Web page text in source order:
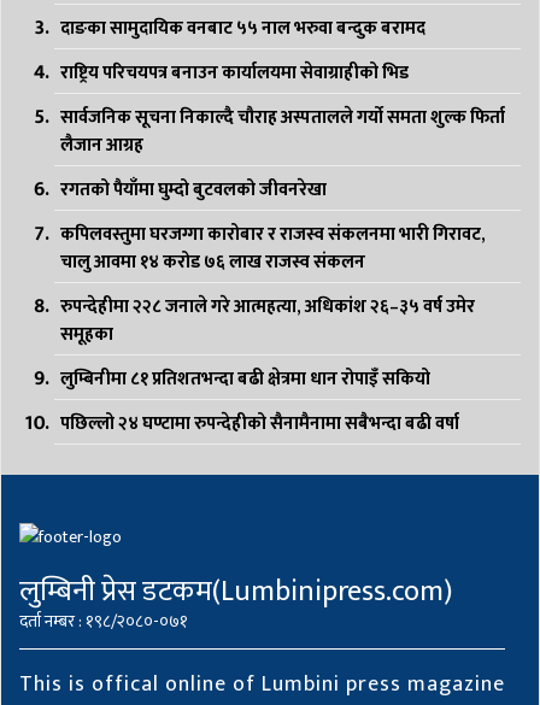
दाङका सामुदायिक वनबाट ५५ नाल भरुवा बन्दुक बरामद
राष्ट्रिय परिचयपत्र बनाउन कार्यालयमा सेवाग्राहीको भिड
सार्वजनिक सूचना निकाल्दै चौराह अस्पतालले गर्यो समता शुल्क फिर्ता
लैजान आग्रह
रगतको पैयाँमा घुम्दो बुटवलको जीवनरेखा
कपिलवस्तुमा घरजग्गा कारोबार र राजस्व संकलनमा भारी गिरावट,
चालु आवमा १४ करोड ७६ लाख राजस्व संकलन
रुपन्देहीमा २२८ जनाले गरे आत्महत्या, अधिकांश २६–३५ वर्ष उमेर
समूहका
लुम्बिनीमा ८१ प्रतिशतभन्दा बढी क्षेत्रमा धान रोपाइँ सकियो
पछिल्लो २४ घण्टामा रुपन्देहीको सैनामैनामा सबैभन्दा बढी वर्षा
लुम्बिनी प्रेस डटकम(Lumbinipress.com)
दर्ता नम्बर : १९८/२०८०-०७१
This is offical online of Lumbini press magazine